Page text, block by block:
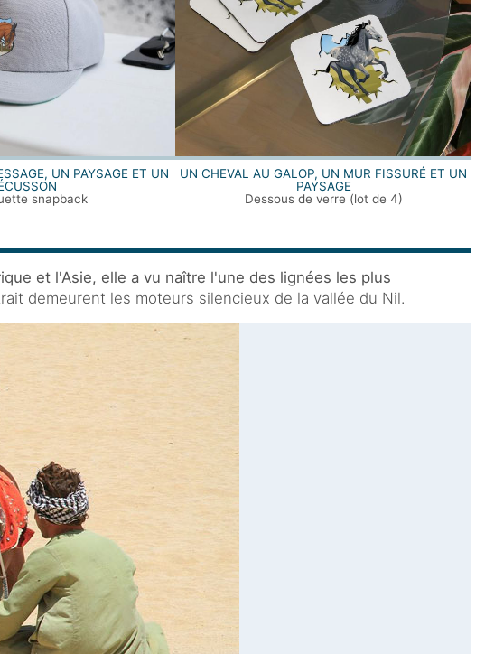
UN PAYSAGE ET UN
snapback
UN CHEVAL AU GALOP, UN MUR FISSURÉ ET UN
PAYSAGE
Dessous de verre (lot de 4)
et l'Asie, elle a vu naître l'une des lignées les plus
demeurent les moteurs silencieux de la vallée du Nil.